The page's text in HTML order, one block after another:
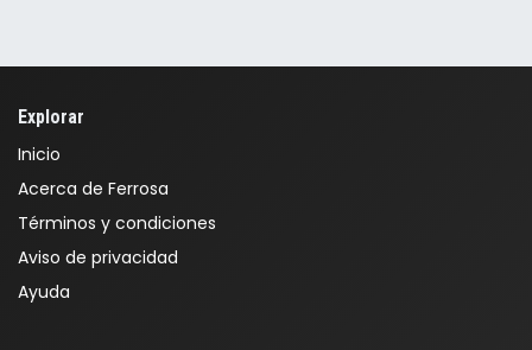
Explorar
Inicio
Acerca de Ferrosa
Términos y condiciones
Aviso de privacidad
Ayuda